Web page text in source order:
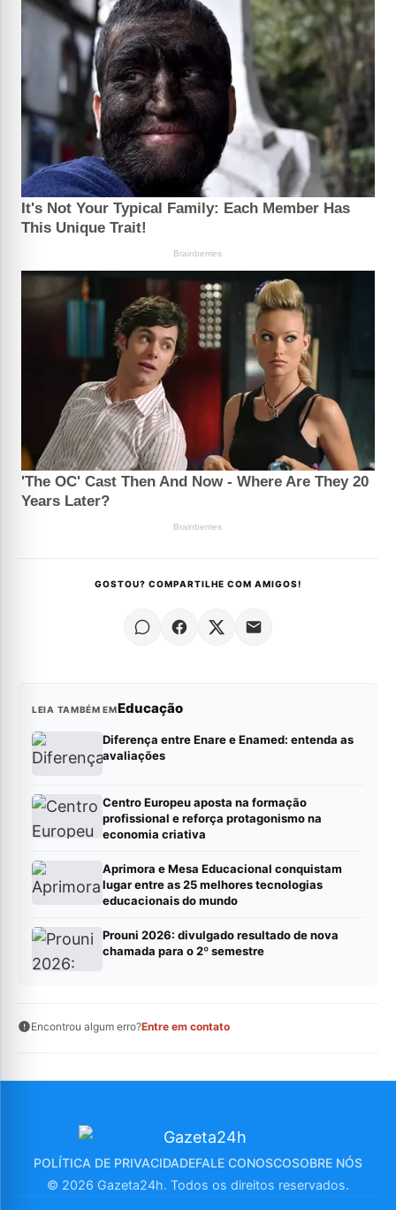
GOSTOU? COMPARTILHE COM AMIGOS!
LEIA TAMBÉM EMEducação
Diferença entre Enare e Enamed: entenda as
avaliações
Centro Europeu aposta na formação
profissional e reforça protagonismo na
economia criativa
Aprimora e Mesa Educacional conquistam
lugar entre as 25 melhores tecnologias
educacionais do mundo
Prouni 2026: divulgado resultado de nova
chamada para o 2º semestre
Encontrou algum erro?Entre em contato
POLÍTICA DE PRIVACIDADEFALE CONOSCOSOBRE NÓS
© 2026 Gazeta24h. Todos os direitos reservados.